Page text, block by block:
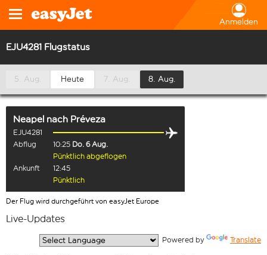
Anmelden
EJU4281 Flugstatus
5. Aug. Heute 7. Aug. 8. Aug.
Neapel nach Préveza
EJU4281
Abflug
10:25 Do. 6 Aug.
Pünktlich abgeflogen
Ankunft
12:45
Pünktlich
Der Flug wird durchgeführt von easyJet Europe
Live-Updates
Powered by Translate